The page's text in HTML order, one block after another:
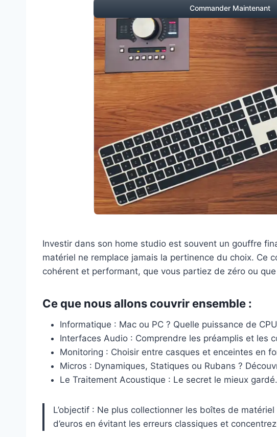
Commander Maintenant
Investir dans son home studio est souvent un gouffre
matériel ne remplace jamais la pertinence du choix. Ce
cohérent et performant, que vous partiez de zéro ou
Ce que nous allons couvrir ensemble :
Informatique : Mac ou PC ? Quelle puissance de
Interfaces Audio : Comprendre les préamplis et les
Monitoring : Choisir entre casques et enceintes en
Micros : Dynamiques, Statiques ou Rubans ?
Le Traitement Acoustique : Le secret le mieux
L’objectif : Ne plus collectionner les boîtes de
d’euros en évitant les erreurs classiques et